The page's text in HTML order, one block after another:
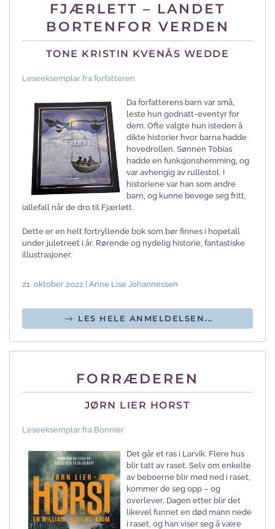
FJÆRLETT – LANDET
BORTENFOR VERDEN
TONE KRISTIN KVENÅS WEDDE
Leseeksemplar fra forfatteren
Da forfatterens barn var små,
leste hun godnatt-eventyr for
dem. Ofte valgte hun isteden å
dikte historier hvor barna hadde
hovedrollen. Sønnen Tobias
hadde en funksjonshemming, og
var avhengig av rullestol. I
historiene var han som andre
barn, og kunne bevege seg fritt,
iallefall når de dro til Fjærlett.
Dette er en helt fortryllende bok som bør finnes i hopetall
under juletreet i år. Rørende og nydelig historie, fantastiske
illustrasjoner.
21. oktober 2022 | Anne Lise Johannessen
LES HELE ANMELDELSEN...
FORRÆDEREN
JØRN LIER HORST
Leseeksemplar fra Bonnier
Det går et ras i Larvik. Flere hus
blir tatt av raset. Selv om enkelte
av beboerne blir med ned i raset,
kommer de seg opp – og
overlever. Dagen etter blir det
likevel funnet en død mann nede
i raset, og han viser seg å være